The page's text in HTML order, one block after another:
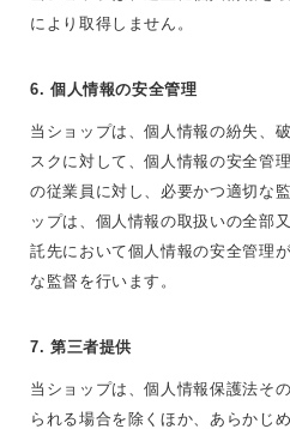
により取得しません。
6. 個人情報の安全管理
当ショップは、個人情報の紛失、
スクに対して、個人情報の安全管
の従業員に対し、必要かつ適切な
ップは、個人情報の取扱いの全部
託先において個人情報の安全管理
な監督を行います。
7. 第三者提供
当ショップは、個人情報保護法そ
られる場合を除くほか、あらかじ